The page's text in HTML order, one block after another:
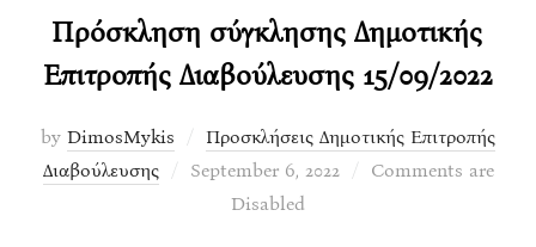
Πρόσκληση σύγκλησης Δημοτικής
Επιτροπής Διαβούλευσης 15/09/2022
by DimosMykis
Προσκλήσεις Δημοτικής Επιτροπής
Διαβούλευσης
Posted
September 6, 2022
Comments are
Disabled